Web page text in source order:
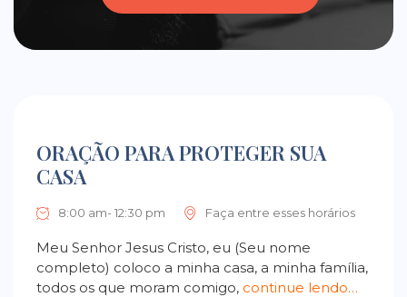
ORAÇÃO PARA PROTEGER SUA
CASA
8:00 am- 12:30 pm Faça entre esses horários
Meu Senhor Jesus Cristo, eu (Seu nome
completo) coloco a minha casa, a minha família,
todos os que moram comigo, continue lendo…